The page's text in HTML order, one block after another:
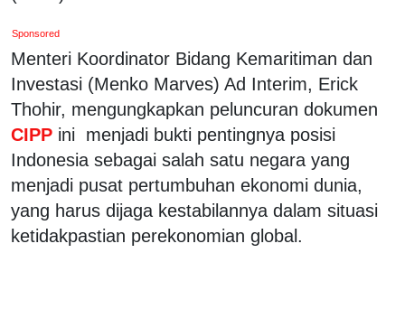
Sponsored
Menteri Koordinator Bidang Kemaritiman dan
Investasi (Menko Marves) Ad Interim, Erick
Thohir, mengungkapkan peluncuran dokumen
CIPP ini menjadi bukti pentingnya posisi
Indonesia sebagai salah satu negara yang
menjadi pusat pertumbuhan ekonomi dunia,
yang harus dijaga kestabilannya dalam situasi
ketidakpastian perekonomian global.